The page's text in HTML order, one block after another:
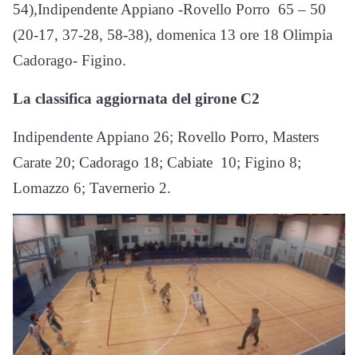
54),Indipendente Appiano -Rovello Porro 65 – 50
(20-17, 37-28, 58-38), domenica 13 ore 18 Olimpia
Cadorago- Figino.
La classifica aggiornata del girone C2
Indipendente Appiano 26; Rovello Porro, Masters
Carate 20; Cadorago 18; Cabiate 10; Figino 8;
Lomazzo 6; Tavernerio 2.